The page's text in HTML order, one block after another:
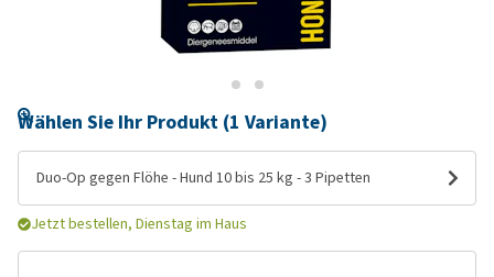
Wählen Sie Ihr Produkt (1 Variante)
Duo-Op gegen Flöhe - Hund 10 bis 25 kg - 3 Pipetten
Jetzt bestellen, Dienstag im Haus